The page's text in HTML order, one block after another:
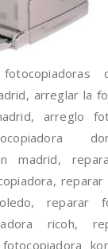
arreglar la
arreglo
madrid,
reparar
ricoh,